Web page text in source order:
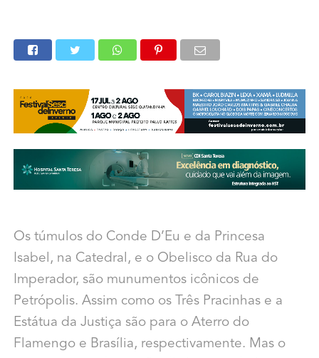
Os túmulos do Conde D’Eu e da Princesa
Isabel, na Catedral, e o Obelisco da Rua do
Imperador, são munumentos icônicos de
Petrópolis. Assim como os Três Pracinhas e a
Estátua da Justiça são para o Aterro do
Flamengo e Brasília, respectivamente. Mas o